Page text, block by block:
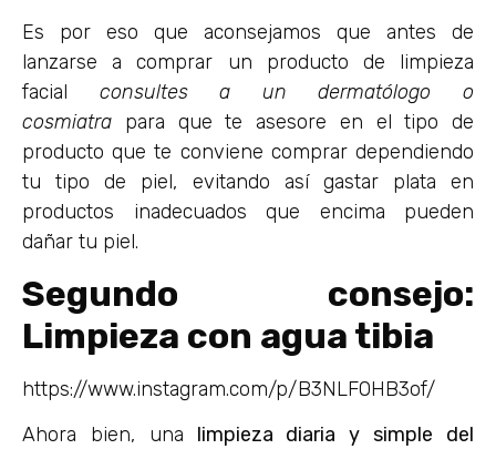
Es por eso que aconsejamos que antes de
lanzarse a comprar un producto de limpieza
facial consultes a un dermatólogo o
cosmiatra para que te asesore en el tipo de
producto que te conviene comprar dependiendo
tu tipo de piel, evitando así gastar plata en
productos inadecuados que encima pueden
dañar tu piel.
Segundo consejo:
Limpieza con agua tibia
https://www.instagram.com/p/B3NLFOHB3of/
Ahora bien, una limpieza diaria y simple del